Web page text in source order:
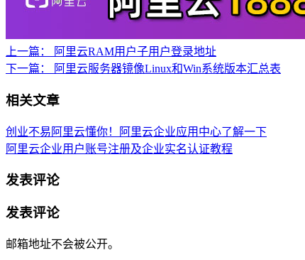
上一篇：
阿里云RAM用户子用户登录地址
下一篇：
阿里云服务器镜像Linux和Win系统版本汇总表
相关文章
创业不易阿里云懂你！阿里云企业应用中心了解一下
阿里云企业用户账号注册及企业实名认证教程
发表评论
发表评论
邮箱地址不会被公开。